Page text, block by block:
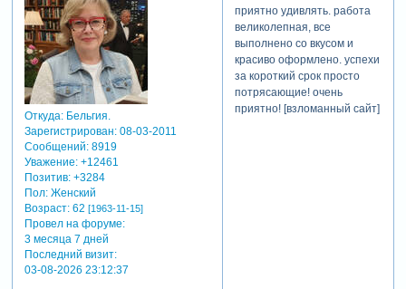
Откуда:Бельгия.
Зарегистрирован: 08-03-2011
Сообщений:8919
Уважение: +12461
Позитив: +3284
Пол:Женский
Возраст:62 [1963-11-15]
Провел на форуме:
3 месяца 7 дней
Последний визит:
03-08-2026 23:12:37
приятно удивлять. работа
великолепная, все
выполнено со вкусом и
красиво оформлено. успехи
за короткий срок просто
потрясающие! очень
приятно![взломанный сайт]